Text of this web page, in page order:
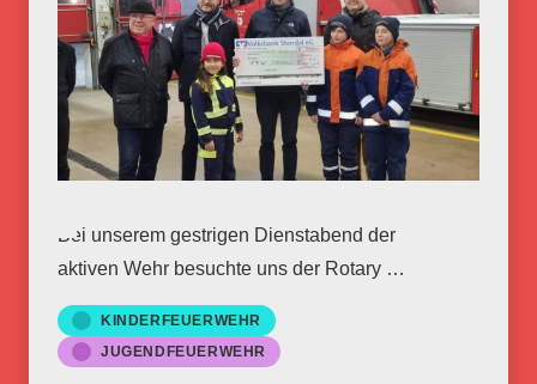
Bei unserem gestrigen Dienstabend der
aktiven Wehr besuchte uns der Rotary …
KINDERFEUERWEHR
JUGENDFEUERWEHR